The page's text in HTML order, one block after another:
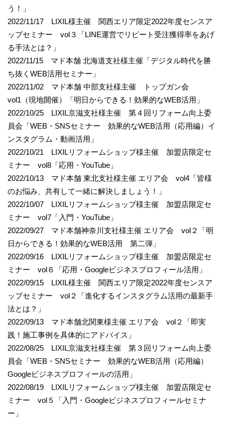
う！」
2022/11/17 LIXIL様主催 関西エリア限定2022年度センスア
ップセミナー vol３「LINE運営でリピート受注獲得率をあげ
る手法とは？」
2022/11/15 マド本舗 北海道支社様主催「デジタル時代を勝
ち抜くWEB活用セミナー」
2022/11/02 マド本舗 中部支社様主催 トップガン会
vol1（現地開催）「明日からできる！効果的なWEB活用」
2022/10/25 LIXIL京滋支社様主催 第４回リフォーム向上委
員会「WEB・SNSセミナー 効果的なWEB活用（応用編）イ
ンスタグラム・動画活用」
2022/10/21 LIXILリフォームショップ様主催 加盟店限定セ
ミナー vol8「応用・YouTube」
2022/10/13 マド本舗 東北支社様主催 エリア会 vol4「皆様
のお悩み、共有して一緒に解決しましょう！」
2022/10/07 LIXILリフォームショップ様主催 加盟店限定セ
ミナー vol7「入門・YouTube」
2022/09/27 マド本舗神奈川支社様主催 エリア会 vol２「明
日からできる！効果的なWEB活用 第二弾」
2022/09/16 LIXILリフォームショップ様主催 加盟店限定セ
ミナー vol６「応用・Googleビジネスプロフィール活用」
2022/09/15 LIXIL様主催 関西エリア限定2022年度センスア
ップセミナー vol２「進化するインスタグラム活用の最新手
法とは？」
2022/09/13 マド本舗北関東様主催 エリア会 vol２「即実
践！施工事例を具体的にアドバイス」
2022/08/25 LIXIL京滋支社様主催 第３回リフォーム向上委
員会「WEB・SNSセミナー 効果的なWEB活用（応用編）
Googleビジネスプロフィールの活用」
2022/08/19 LIXILリフォームショップ様主催 加盟店限定セ
ミナー vol５「入門・Googleビジネスプロフィールセミナ
ー」